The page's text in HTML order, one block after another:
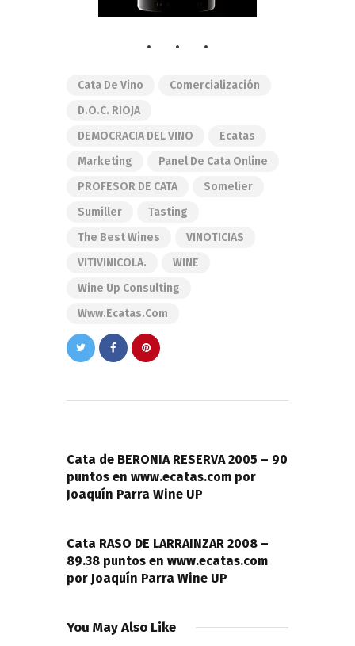
Cata De Vino
Comercialización
D.O.C. RIOJA
DEMOCRACIA DEL VINO
Ecatas
Marketing
Panel De Cata Online
PROFESOR DE CATA
Somelier
Sumiller
Tasting
The Best Wines
VINOTICIAS
VITIVINICOLA.
WINE
Wine Up Consulting
Www.ecatas.com
entradas
Cata de BERONIA RESERVA 2005 – 90
puntos en www.ecatas.com por
Joaquín Parra Wine UP
Cata RASO DE LARRAINZAR 2008 –
89.38 puntos en www.ecatas.com
por Joaquín Parra Wine UP
You May Also Like